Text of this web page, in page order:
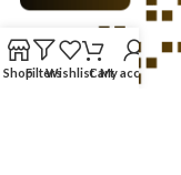
ShopFiltersWishlistCartMy account